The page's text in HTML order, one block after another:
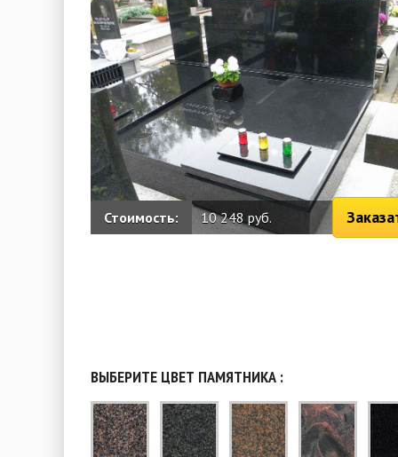
Стоимость: 10 248 руб.
ВЫБЕРИТЕ ЦВЕТ ПАМЯТНИКА :